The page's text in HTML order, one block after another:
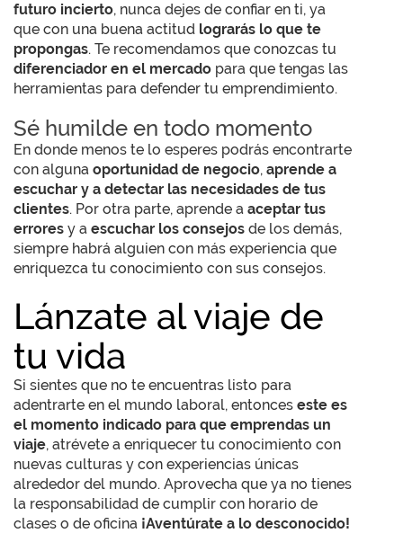
futuro incierto, nunca dejes de confiar en ti, ya
que con una buena actitud lograrás lo que te
propongas. Te recomendamos que conozcas tu
diferenciador en el mercado para que tengas las
herramientas para defender tu emprendimiento.
Sé humilde en todo momento
En donde menos te lo esperes podrás encontrarte
con alguna oportunidad de negocio, aprende a
escuchar y a detectar las necesidades de tus
clientes. Por otra parte, aprende a aceptar tus
errores y a escuchar los consejos de los demás,
siempre habrá alguien con más experiencia que
enriquezca tu conocimiento con sus consejos.
Lánzate al viaje de
tu vida
Si sientes que no te encuentras listo para
adentrarte en el mundo laboral, entonces este es
el momento indicado para que emprendas un
viaje, atrévete a enriquecer tu conocimiento con
nuevas culturas y con experiencias únicas
alrededor del mundo. Aprovecha que ya no tienes
la responsabilidad de cumplir con horario de
clases o de oficina ¡Aventúrate a lo desconocido!